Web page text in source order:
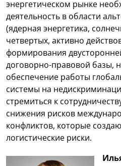
энергетическом рынке
деятельность в области
(ядерная энергетика,
четвертых, активно
формирования
договорно-правовой базы,
обеспечение работы
системы на
стремиться к
снижения рисков
конфликтов, которые
логистические риски.